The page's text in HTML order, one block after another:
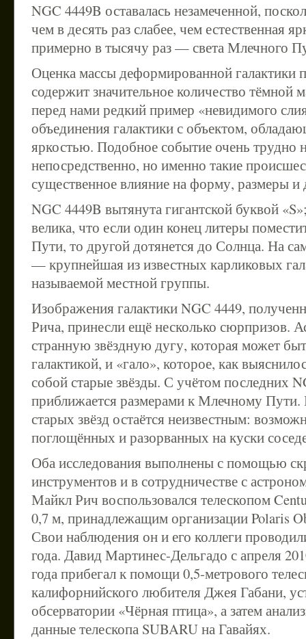
NGC 4449B оставалась незамеченной,
чем в десять раз слабее, чем естественная
примерно в тысячу раз — света Млечного
Оценка массы деформированной галактики
содержит значительное количество тёмной
перед нами редкий пример «невидимого
объединения галактики с объектом,
яркостью. Подобное событие очень трудно
непосредственно, но именно такие
существенное влияние на форму, размеры и
NGC 4449B вытянута гигантской буквой
велика, что если один конец литеры
Пути, то другой дотянется до Солнца. На
— крупнейшая из известных карликовых
называемой местной группы.
Изображения галактики NGC 4449,
Рича, принесли ещё несколько сюрпризов.
странную звёздную дугу, которая может
галактикой, и «гало», которое, как
собой старые звёзды. С учётом последних
приближается размерами к Млечному
старых звёзд остаётся неизвестным:
поглощённых и разорванных на куски
Оба исследования выполнены с помощью
инструментов и в сотрудничестве с
Майкл Рич воспользовался телескопом
0,7 м, принадлежащим организации Polaris
Свои наблюдения он и его коллеги
года. Давид Мартинес-Дельгадо с апреля
года прибегал к помощи 0,5-метрового
калифорнийского любителя Джея Габани,
обсерватории «Чёрная птица», а затем
данные телескопа SUBARU на Гавайях.